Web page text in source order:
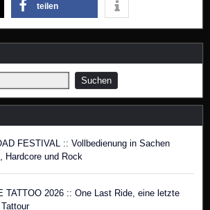
teilen
FESTIVAL :: Vollbedienung in Sachen
Hardcore und Rock
TATTOO 2026 :: One Last Ride, eine letzte